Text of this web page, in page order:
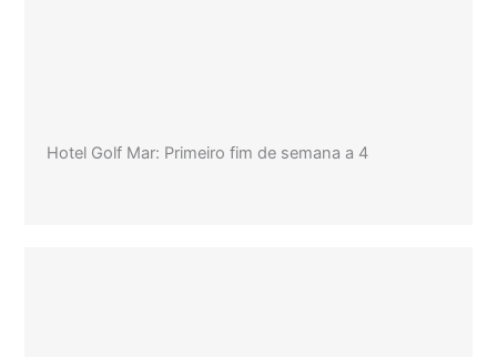
Hotel Golf Mar: Primeiro fim de semana a 4